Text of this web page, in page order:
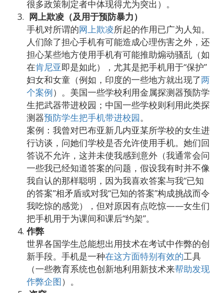
很多政策制定者中体现得尤为突出）。
网上欺凌（及用于预防暴力）
手机对所谓的网上欺凌所起的作用已广为人知。
人们除了担心手机有可能造成心理伤害之外，还
担心某些地方使用手机有可能推助煽动骚乱（如
在肯尼亚即是如此），尤其是把手机用于“保护”
妇女和女童（例如，印度的一些地方就出现了两
个案例）。美国一些学校利用金属探测器预防学
生把武器带进校园；中国一些学校则利用此类探
测器预防学生把手机带进校园。
案例：我曾对巴布亚新几内亚某所学校的女生进
行访谈，问她们学校是否允许使用手机。她们回
答说不允许，这并未使我感到意外（我通常会问
一些我已经知道答案的问题，假设我有时并不像
我自认的那样聪明，因为我喜欢答案与我“已知
的答案”相矛盾或对我“已知的答案”构成挑战而令
我吃惊的感觉），但对原因有点吃惊——女生们
把手机用于为课间和课后“约架”。
作弊
世界各国学生总能想出用技术在考试中作弊的创
新手段。手机是一种在这方面特别有效的工具
（一些教育系统也创新地利用新技术来帮助发现
作弊企图）。